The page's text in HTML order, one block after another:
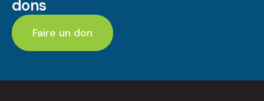
dons
Faire un don